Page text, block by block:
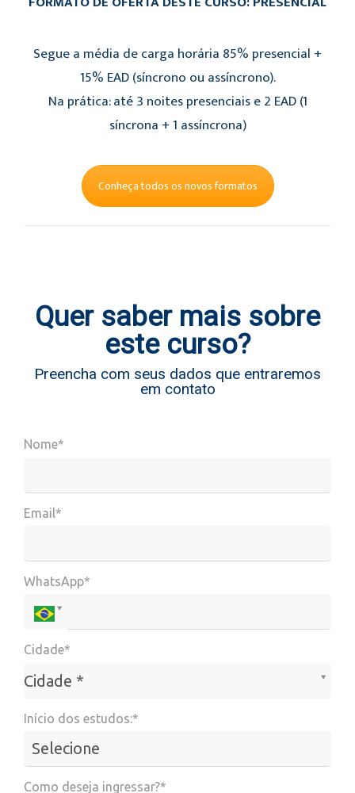
Segue a média de carga horária 85% presencial +
15% EAD (síncrono ou assíncrono).
Na prática: até 3 noites presenciais e 2 EAD (1
síncrona + 1 assíncrona)
Conheça todos os novos formatos
Quer saber mais sobre
este curso?
Preencha com seus dados que entraremos
em contato
Nome*
Email*
WhatsApp*
Cidade*
Cidade *
Cidade*
Início dos estudos:*
Como deseja ingressar?*